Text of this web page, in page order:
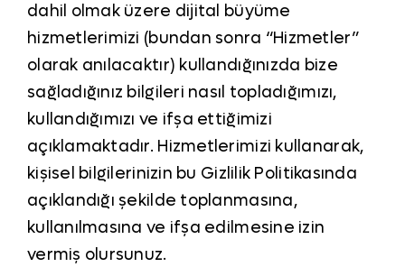
dahil olmak üzere dijital büyüme
hizmetlerimizi (bundan sonra “Hizmetler”
olarak anılacaktır) kullandığınızda bize
sağladığınız bilgileri nasıl topladığımızı,
kullandığımızı ve ifşa ettiğimizi
açıklamaktadır. Hizmetlerimizi kullanarak,
kişisel bilgilerinizin bu Gizlilik Politikasında
açıklandığı şekilde toplanmasına,
kullanılmasına ve ifşa edilmesine izin
vermiş olursunuz.